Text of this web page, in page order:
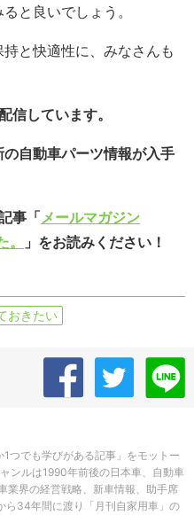
と良いでしょう。
と快適性に、みなさんも
しています。
自動車パーツ情報が入手
事「メールマガジン
」をお読みください！
おきたい
つでも学びがある記事」をモットー
ンルは1990年前後の日本車、自動車
業界の経営戦略、新車情報、助手席
ら34年間に渡り「月刊自家用車」の